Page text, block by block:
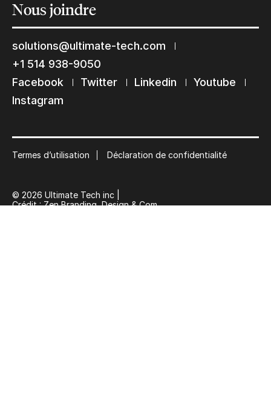
Nousjoindre
solutions@ultimate-tech.com
+1 514 938-9050
Facebook
Twitter Linkedin
Youtube
Instagram
Termes d’utilisation Déclaration de confidentialité
© 2026 Ultimate Tech inc |
Crédit :Zen Branding, Design & Com.
Restons en contact
Abonnez-vous à notre liste de diffusion